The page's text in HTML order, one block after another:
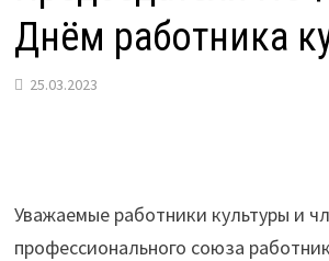
Днём работника
25.03.2023
Уважаемые работники культуры и
профессионального союза